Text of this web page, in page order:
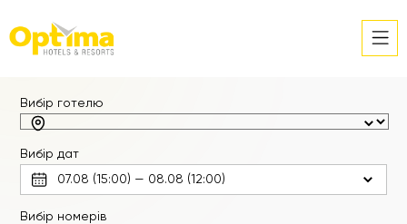
Вибір готелю
Вибір дат
Вибір номерів